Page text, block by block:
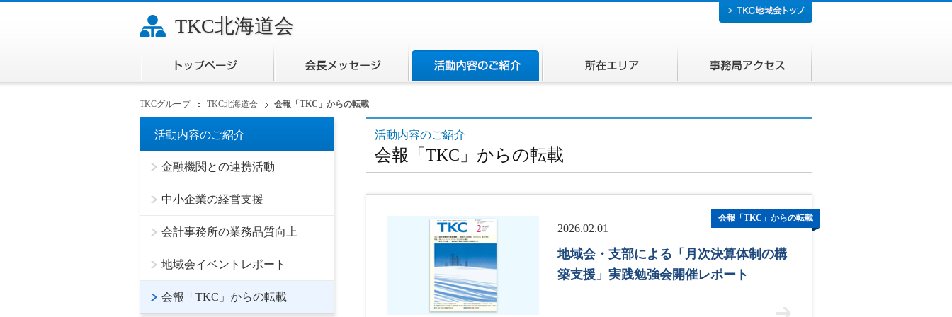
TKC北海道会
会長メッセージ
TKCグループ TKC北海道会 会報「TKC」からの転載
活動内容のご紹介
会報「TKC」からの転載
会報「TKC」からの転載
2026.02.01
地域会・支部による「月次決算体制の構
築支援」実践勉強会開催レポート
活動内容のご紹介
金融機関との連携活動
中小企業の経営支援
会計事務所の業務品質向上
地域会イベントレポート
会報「TKC」からの転載